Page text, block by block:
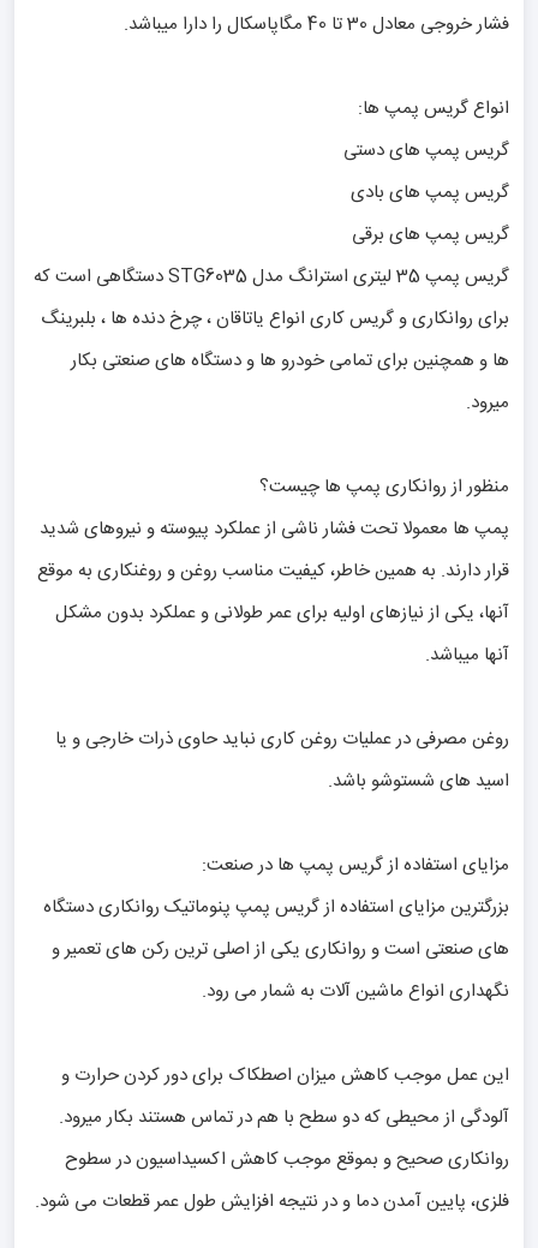
فشار خروجی معادل 30 تا 40 مگاپاسکال را دارا میباشد.
انواع گریس پمپ ها:
گریس پمپ های دستی
گریس پمپ های بادی
گریس پمپ های برقی
گریس پمپ 35 لیتری استرانگ مدل STG6035 دستگاهی است که
برای روانکاری و گریس کاری انواع یاتاقان ، چرخ دنده ها ، بلبرینگ
ها و همچنین برای تمامی خودرو ها و دستگاه های صنعتی بکار
میرود.
منظور از روانکاری پمپ ها چیست؟
پمپ ها معمولا تحت فشار ناشی از عملکرد پیوسته و نیروهای شدید
قرار دارند. به همین خاطر، کیفیت مناسب روغن و روغنکاری به موقع
آنها، یکی از نیازهای اولیه برای عمر طولانی و عملکرد بدون مشکل
آنها میباشد.
روغن مصرفی در عملیات روغن کاری نباید حاوی ذرات خارجی و یا
اسید های شستوشو باشد.
مزایای استفاده از گریس پمپ ها در صنعت:
بزرگترین مزایای استفاده از گریس پمپ پنوماتیک روانکاری دستگاه
های صنعتی است و روانکاری یکی از اصلی ترین رکن های تعمیر و
نگهداری انواع ماشین آلات به شمار می رود.
این عمل موجب کاهش میزان اصطکاک برای دور کردن حرارت و
آلودگی از محیطی که دو سطح با هم در تماس هستند بکار میرود.
روانکاری صحیح و بموقع موجب کاهش اکسیداسیون در سطوح
فلزی، پایین آمدن دما و در نتیجه افزایش طول عمر قطعات می شود.